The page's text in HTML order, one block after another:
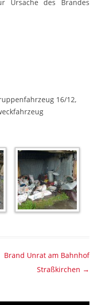
Ursache des Brandes
16/12,
Brand Unrat am Bahnhof
Straßkirchen →